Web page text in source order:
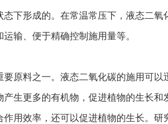
形成的。在常温常压下，液态二氧
输、便于精确控制施用量等。
料之一。液态二氧化碳的施用可以
生更多的有机物，促进植物的生长和
效率，还可以促进植物的生长。研